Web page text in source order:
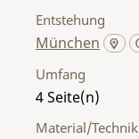
Entstehung
München
Umfang
4
Material/Technik